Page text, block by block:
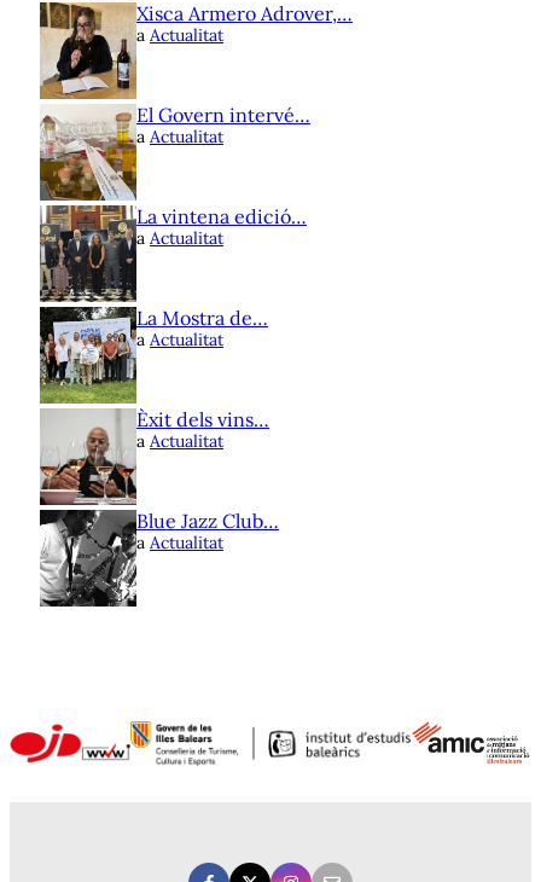
Xisca Armero Adrover,…
a Actualitat
El Govern intervé…
a Actualitat
La vintena edició…
a Actualitat
La Mostra de…
a Actualitat
Èxit dels vins…
a Actualitat
Blue Jazz Club…
a Actualitat